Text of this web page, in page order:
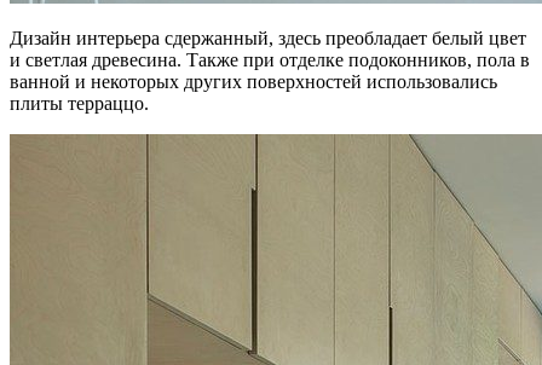
Дизайн интерьера сдержанный, здесь преобладает белый цвет
и светлая древесина. Также при отделке подоконников, пола в
ванной и некоторых других поверхностей использовались
плиты терраццо.